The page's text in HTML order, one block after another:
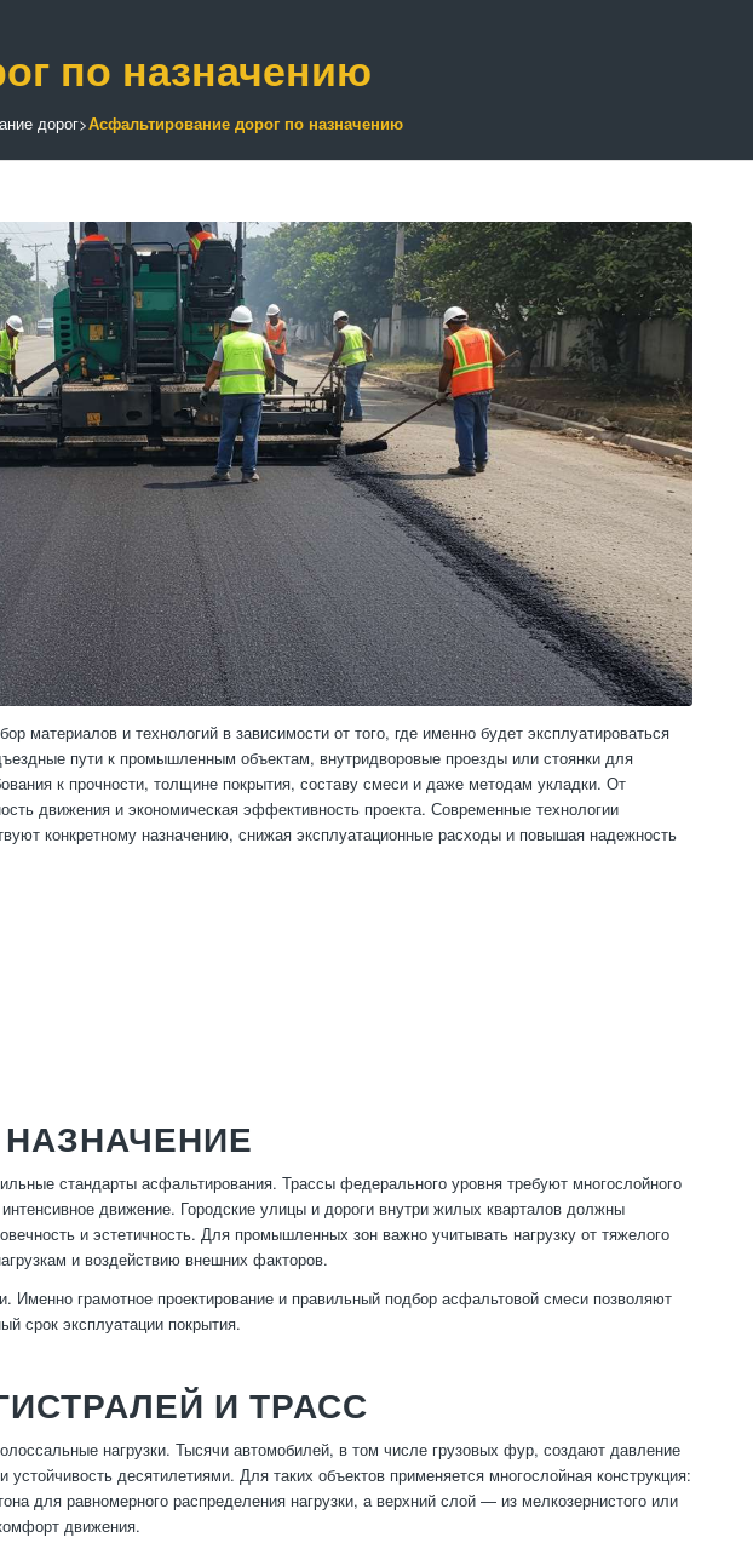
по назначению
дорог>Асфальтирование дорог по назначению
материалов и технологий в зависимости от того, где именно будет эксплуатироваться
пути к промышленным объектам, внутридворовые проезды или стоянки для
к прочности, толщине покрытия, составу смеси и даже методам укладки. От
движения и экономическая эффективность проекта. Современные технологии
конкретному назначению, снижая эксплуатационные расходы и повышая надежность
стандарты асфальтирования. Трассы федерального уровня требуют многослойного
движение. Городские улицы и дороги внутри жилых кварталов должны
и эстетичность. Для промышленных зон важно учитывать нагрузку от тяжелого
и воздействию внешних факторов.
Именно грамотное проектирование и правильный подбор асфальтовой смеси позволяют
срок эксплуатации покрытия.
И ТРАСС
нагрузки. Тысячи автомобилей, в том числе грузовых фур, создают давление
десятилетиями. Для таких объектов применяется многослойная конструкция:
для равномерного распределения нагрузки, а верхний слой — из мелкозернистого или
движения.